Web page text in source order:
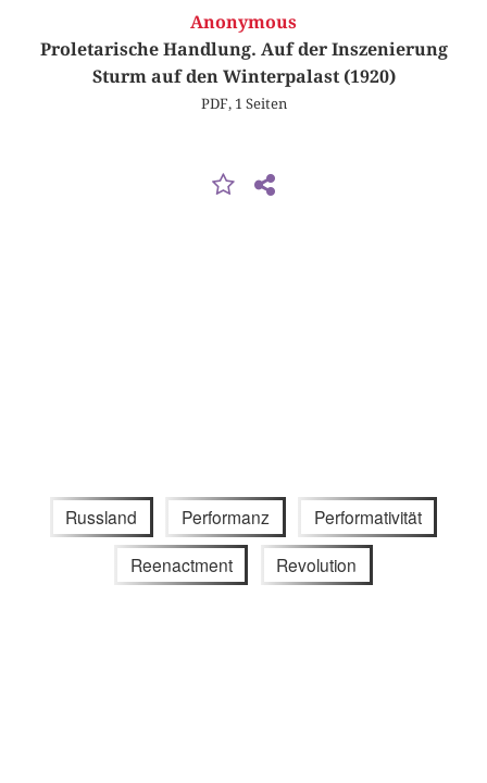
Anonymous
Proletarische Handlung. Auf der Inszenierung
Sturm auf den Winterpalast (1920)
PDF, 1 Seiten
Russland Performanz Performativität
Reenactment Revolution